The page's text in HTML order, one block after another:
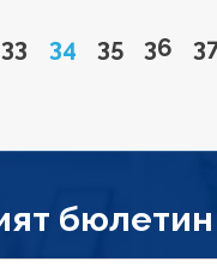
page
Go to page
33 Page
34 Go to
35 Go to
36
бюлетин